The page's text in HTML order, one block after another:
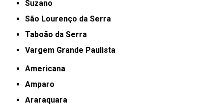
Suzano
São Lourenço da Serra
Taboão da Serra
Vargem Grande Paulista
Americana
Amparo
Araraquara